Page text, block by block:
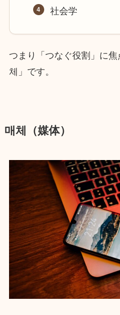
社会学
つまり「つなぐ役割」に
체」です。
매체（媒体）